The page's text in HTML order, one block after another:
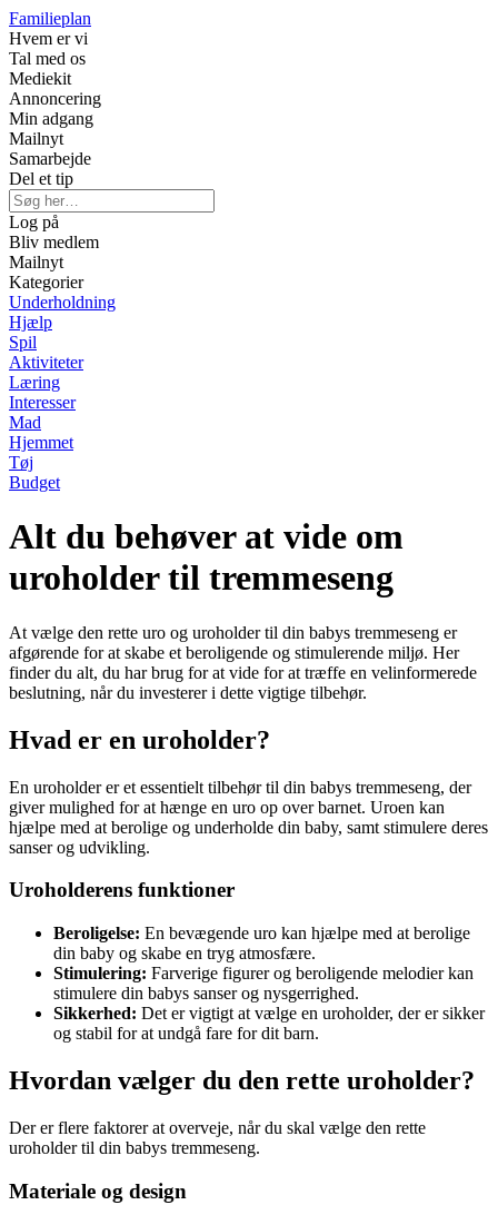
Familieplan
Hvem er vi
Tal med os
Mediekit
Annoncering
Min adgang
Mailnyt
Samarbejde
Del et tip
Log på
Bliv medlem
Mailnyt
Kategorier
Underholdning
Hjælp
Spil
Aktiviteter
Læring
Interesser
Mad
Hjemmet
Tøj
Budget
Alt du behøver at vide om
uroholder til tremmeseng
At vælge den rette uro og uroholder til din babys tremmeseng er
afgørende for at skabe et beroligende og stimulerende miljø. Her
finder du alt, du har brug for at vide for at træffe en velinformerede
beslutning, når du investerer i dette vigtige tilbehør.
Hvad er en uroholder?
En uroholder er et essentielt tilbehør til din babys tremmeseng, der
giver mulighed for at hænge en uro op over barnet. Uroen kan
hjælpe med at berolige og underholde din baby, samt stimulere deres
sanser og udvikling.
Uroholderens funktioner
Beroligelse: En bevægende uro kan hjælpe med at berolige
din baby og skabe en tryg atmosfære.
Stimulering: Farverige figurer og beroligende melodier kan
stimulere din babys sanser og nysgerrighed.
Sikkerhed: Det er vigtigt at vælge en uroholder, der er sikker
og stabil for at undgå fare for dit barn.
Hvordan vælger du den rette uroholder?
Der er flere faktorer at overveje, når du skal vælge den rette
uroholder til din babys tremmeseng.
Materiale og design